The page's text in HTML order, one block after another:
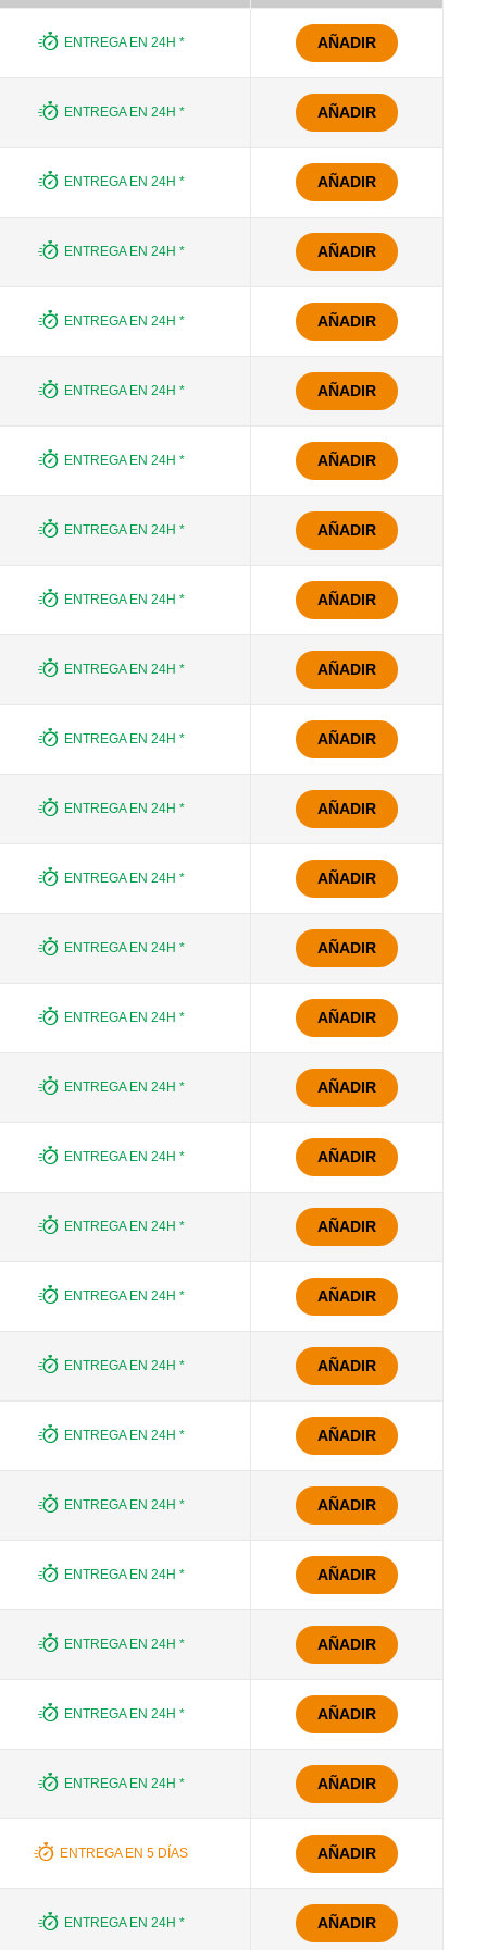
ENTREGA EN 24H * AÑADIR
ENTREGA EN 24H * AÑADIR
ENTREGA EN 24H * AÑADIR
ENTREGA EN 24H * AÑADIR
ENTREGA EN 24H * AÑADIR
ENTREGA EN 24H * AÑADIR
ENTREGA EN 24H * AÑADIR
ENTREGA EN 24H * AÑADIR
ENTREGA EN 24H * AÑADIR
ENTREGA EN 24H * AÑADIR
ENTREGA EN 24H * AÑADIR
ENTREGA EN 24H * AÑADIR
ENTREGA EN 24H * AÑADIR
ENTREGA EN 24H * AÑADIR
ENTREGA EN 24H * AÑADIR
ENTREGA EN 24H * AÑADIR
ENTREGA EN 24H * AÑADIR
ENTREGA EN 24H * AÑADIR
ENTREGA EN 24H * AÑADIR
ENTREGA EN 24H * AÑADIR
ENTREGA EN 24H * AÑADIR
ENTREGA EN 24H * AÑADIR
ENTREGA EN 24H * AÑADIR
ENTREGA EN 24H * AÑADIR
ENTREGA EN 24H * AÑADIR
ENTREGA EN 24H * AÑADIR
ENTREGA EN 5 DÍAS AÑADIR
ENTREGA EN 24H * AÑADIR